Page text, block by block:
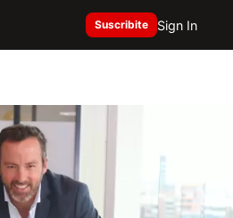
Suscribite Sign In